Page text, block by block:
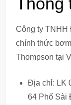
Công ty
chính thức
Thompson tại
Địa chỉ: LK
64 Phố Sài